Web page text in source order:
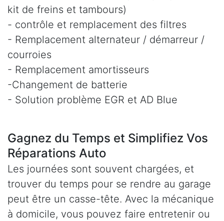
kit de freins et tambours)
- contrôle et remplacement des filtres
- Remplacement alternateur / démarreur /
courroies
- Remplacement amortisseurs
-Changement de batterie
- Solution problème EGR et AD Blue
Gagnez du Temps et Simplifiez Vos
Réparations Auto
Les journées sont souvent chargées, et
trouver du temps pour se rendre au garage
peut être un casse-tête. Avec la mécanique
à domicile, vous pouvez faire entretenir ou